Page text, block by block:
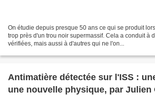
On étudie depuis presque 50 ans ce qui se produit
trop près d'un trou noir supermassif. Cela a conduit à
vérifiées, mais aussi à d'autres qui ne l'on...
Antimatière détectée sur l'ISS :
une nouvelle physique, par Julien